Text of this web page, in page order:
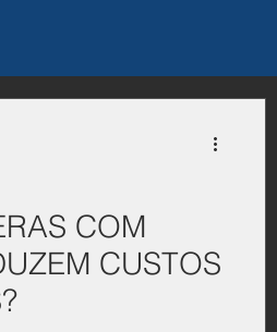
COM
CUSTOS